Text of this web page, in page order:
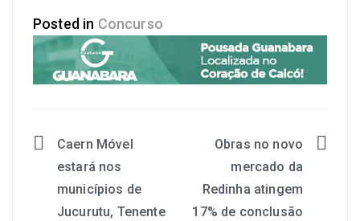
Posted in Concurso
Caern Móvel
estará nos
municípios de
Jucurutu, Tenente
Obras no novo
mercado da
Redinha atingem
17% de conclusão